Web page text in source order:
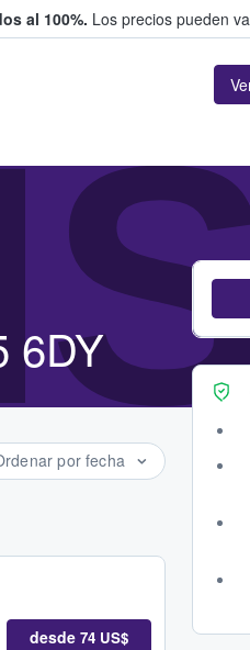
al 100%. Los precios pueden
6DY
por fecha
desde 74 US$